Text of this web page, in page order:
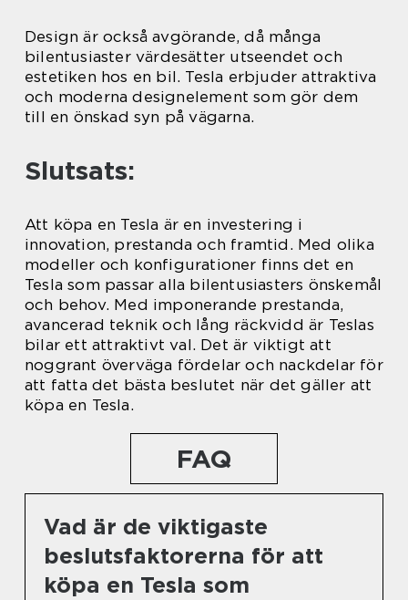
Design är också avgörande, då många
bilentusiaster värdesätter utseendet och
estetiken hos en bil. Tesla erbjuder attraktiva
och moderna designelement som gör dem
till en önskad syn på vägarna.
Slutsats:
Att köpa en Tesla är en investering i
innovation, prestanda och framtid. Med olika
modeller och konfigurationer finns det en
Tesla som passar alla bilentusiasters önskemål
och behov. Med imponerande prestanda,
avancerad teknik och lång räckvidd är Teslas
bilar ett attraktivt val. Det är viktigt att
noggrant överväga fördelar och nackdelar för
att fatta det bästa beslutet när det gäller att
köpa en Tesla.
FAQ
Vad är de viktigaste
beslutsfaktorerna för att
köpa en Tesla som